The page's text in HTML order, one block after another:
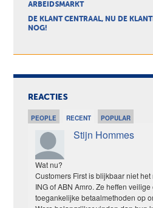
ARBEIDSMARKT
DE KLANT CENTRAAL, NU DE
NOG!
REACTIES
PEOPLE RECENT POPULAR
Stijn Hommes
Wat nu?
Customers First is blijkbaar niet het
ING of ABN Amro. Ze heffen veilige
toegankelijke betaalmethoden op